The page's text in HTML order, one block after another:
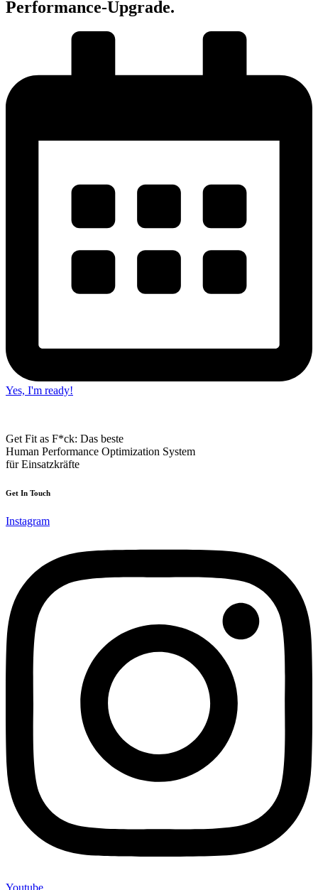
Performance-Upgrade.
Yes, I'm ready!
Get Fit as F*ck: Das beste
Human Performance Optimization System
für Einsatzkräfte
Get In Touch
Instagram
Youtube